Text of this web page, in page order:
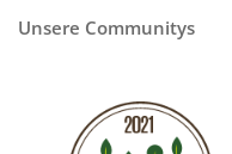
Unsere Communitys